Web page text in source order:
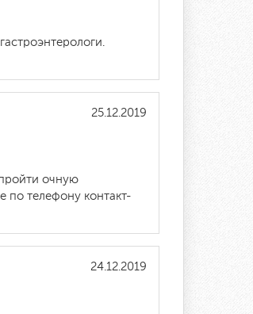
25.12.2019
очную
по телефону контакт-
24.12.2019